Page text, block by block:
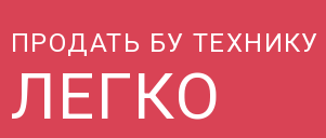
ПРОДАТЬ БУ ТЕХНИКУ
ЛЕГКО